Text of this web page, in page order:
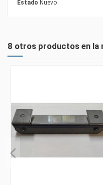
Estado Nuevo
8 otros productos en la